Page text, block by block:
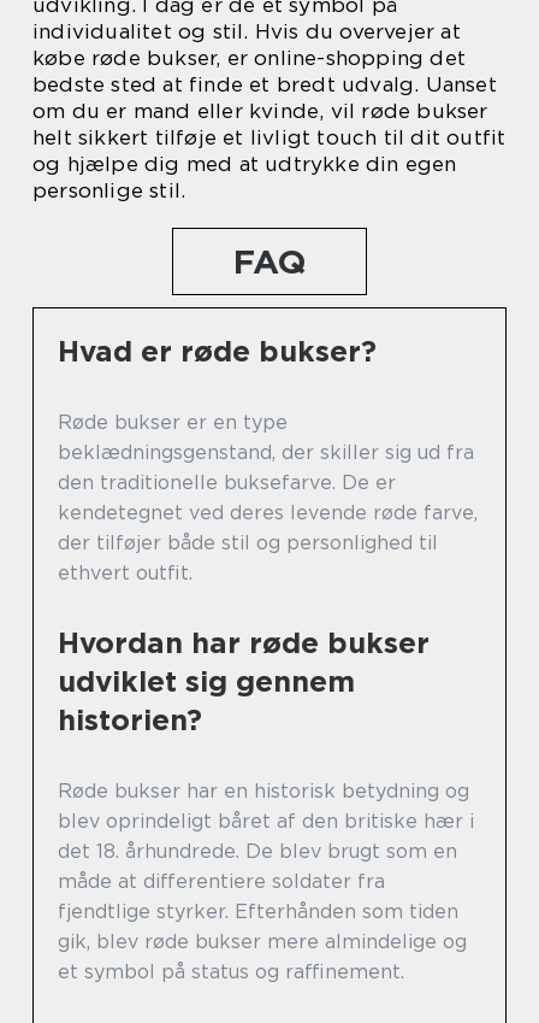
udvikling. I dag er de et symbol på
individualitet og stil. Hvis du overvejer at
købe røde bukser, er online-shopping det
bedste sted at finde et bredt udvalg. Uanset
om du er mand eller kvinde, vil røde bukser
helt sikkert tilføje et livligt touch til dit outfit
og hjælpe dig med at udtrykke din egen
personlige stil.
FAQ
Hvad er røde bukser?
Røde bukser er en type
beklædningsgenstand, der skiller sig ud fra
den traditionelle buksefarve. De er
kendetegnet ved deres levende røde farve,
der tilføjer både stil og personlighed til
ethvert outfit.
Hvordan har røde bukser
udviklet sig gennem
historien?
Røde bukser har en historisk betydning og
blev oprindeligt båret af den britiske hær i
det 18. århundrede. De blev brugt som en
måde at differentiere soldater fra
fjendtlige styrker. Efterhånden som tiden
gik, blev røde bukser mere almindelige og
et symbol på status og raffinement.